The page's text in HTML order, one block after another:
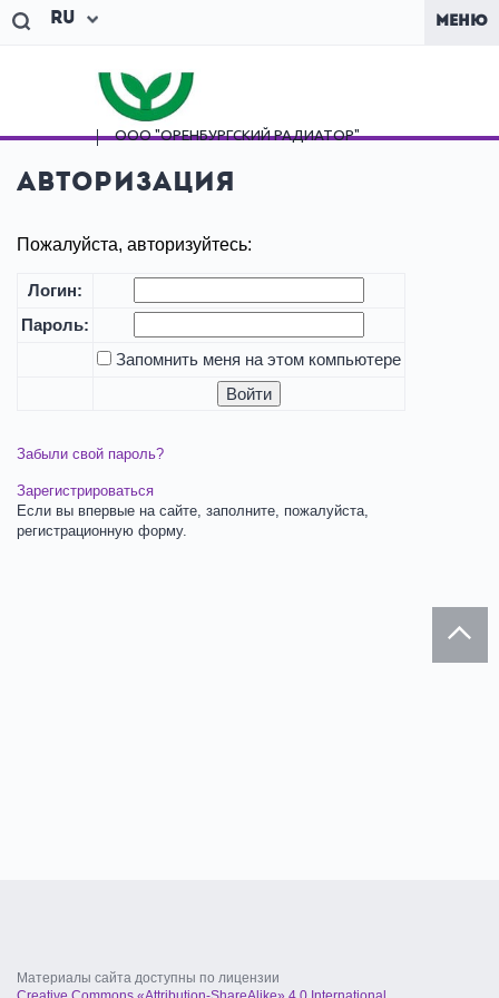
Ru МЕНЮ
ООО "ОРЕНБУРГСКИЙРАДИАТОР"
Авторизация
Пожалуйста, авторизуйтесь:
Логин:
Пароль:
Запомнить меня на этом компьютере
Забыли свой пароль?
Зарегистрироваться
Если вы впервые на сайте, заполните, пожалуйста,
регистрационную форму.
Материалы сайта доступны по лицензии